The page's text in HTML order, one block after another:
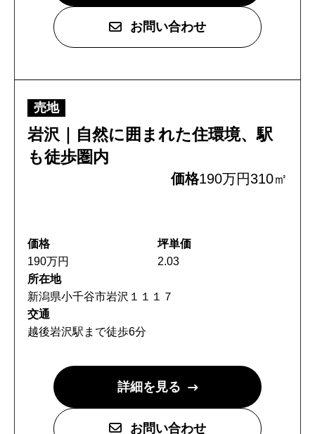
お問い合わせ
売地
岩沢｜自然に囲まれた住環境、駅
も徒歩圏内
価格190万円310㎡
価格
190万円
坪単価
2.03
所在地
新潟県小千谷市岩沢１１１７
交通
越後岩沢駅まで徒歩6分
詳細を見る
お問い合わせ